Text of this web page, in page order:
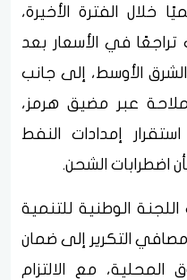
خلال الفترة الأخيرة،
في الأسعار بعد
الأوسط، إلى جانب
عبر مضيق هرمز،
إمدادات النفط
اضطرابات الشحن.
الوطنية للتنمية
التكرير إلى ضمان
المحلية، مع الالتزام